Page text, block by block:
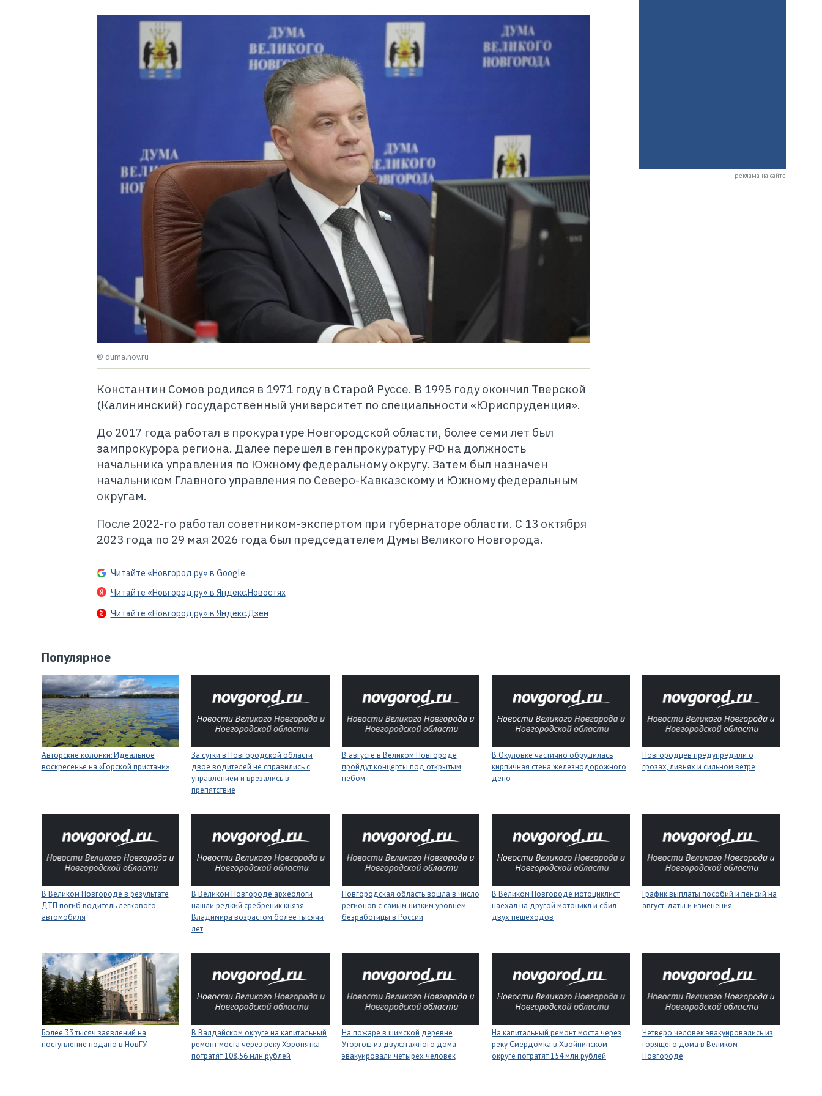
© duma.nov.ru
Константин Сомов родился в 1971 году в Старой Руссе. В 1995 году окончил Тверской
(Калининский) государственный университет по специальности «Юриспруденция».
До 2017 года работал в прокуратуре Новгородской области, более семи лет был
зампрокурора региона. Далее перешел в генпрокуратуру РФ на должность
начальника управления по Южному федеральному округу. Затем был назначен
начальником Главного управления по Северо-Кавказскому и Южному федеральным
округам.
После 2022-го работал советником-экспертом при губернаторе области. С 13 октября
2023 года по 29 мая 2026 года был председателем Думы Великого Новгорода.
Читайте «Новгород.ру» в Google
Читайте «Новгород.ру» в Яндекс.Новостях
Читайте «Новгород.ру» в Яндекс.Дзен
реклама на сайте
Популярное
Авторские колонки: Идеальное
воскресенье на «Горской пристани»
За сутки в Новгородской области
двое водителей не справились с
управлением и врезались в
препятствие
В августе в Великом Новгороде
пройдут концерты под открытым
небом
В Окуловке частично обрушилась
кирпичная стена железнодорожного
депо
Новгородцев предупредили о
грозах, ливнях и сильном ветре
В Великом Новгороде в результате
ДТП погиб водитель легкового
автомобиля
В Великом Новгороде археологи
нашли редкий сребреник князя
Владимира возрастом более тысячи
лет
Новгородская область вошла в число
регионов с самым низким уровнем
безработицы в России
В Великом Новгороде мотоциклист
наехал на другой мотоцикл и сбил
двух пешеходов
График выплаты пособий и пенсий на
август: даты и изменения
Более 33 тысяч заявлений на
поступление подано в НовГУ
В Валдайском округе на капитальный
ремонт моста через реку Хоронятка
потратят 108,56 млн рублей
На пожаре в шимской деревне
Уторгош из двухэтажного дома
эвакуировали четырёх человек
На капитальный ремонт моста через
реку Смердомка в Хвойнинском
округе потратят 154 млн рублей
Четверо человек эвакуировались из
горящего дома в Великом
Новгороде